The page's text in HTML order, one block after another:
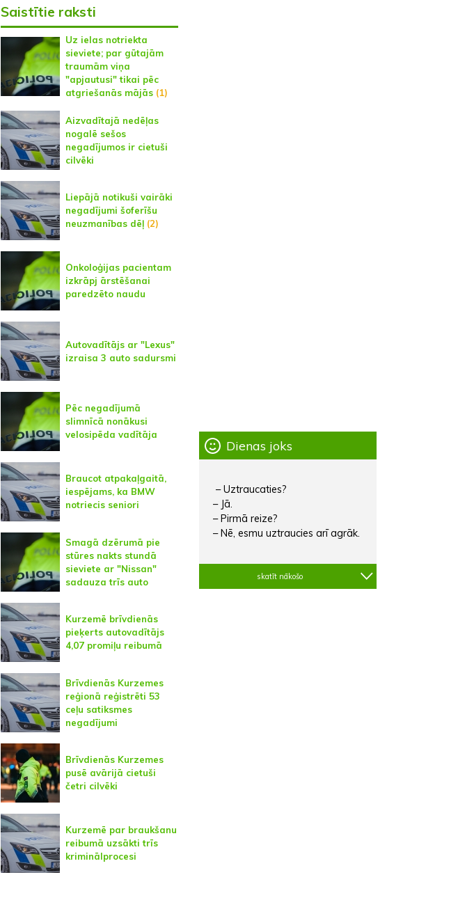
Saistītie raksti
Uz ielas notriekta
sieviete; par gūtajām
traumām viņa
"apjautusi" tikai pēc
atgriešanās mājās(1)
Aizvadītajā nedēļas
nogalē sešos
negadījumos ir cietuši
cilvēki
Liepājā notikuši vairāki
negadījumi šoferīšu
neuzmanības dēļ(2)
Onkoloģijas pacientam
izkrāpj ārstēšanai
paredzēto naudu
Autovadītājs ar "Lexus"
izraisa 3 auto sadursmi
Pēc negadījumā
slimnīcā nonākusi
velosipēda vadītāja
Braucot atpakaļgaitā,
iespējams, ka BMW
notriecis seniori
Smagā dzērumā pie
stūres nakts stundā
sieviete ar "Nissan"
sadauza trīs auto
Kurzemē brīvdienās
pieķerts autovadītājs
4,07 promiļu reibumā
Brīvdienās Kurzemes
reģionā reģistrēti 53
ceļu satiksmes
negadījumi
Brīvdienās Kurzemes
pusē avārijā cietuši
četri cilvēki
Kurzemē par braukšanu
reibumā uzsākti trīs
kriminālprocesi
Dienas joks
– Uztraucaties?
– Jā.
– Pirmā reize?
– Nē, esmu uztraucies arī agrāk.
skatīt nākošo